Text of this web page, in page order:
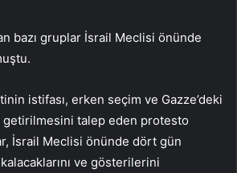
bazı gruplar İsrail Meclisi önünde
istifası, erken seçim ve Gazze’deki
talep eden protesto
İsrail Meclisi önünde dört gün
ve gösterilerini